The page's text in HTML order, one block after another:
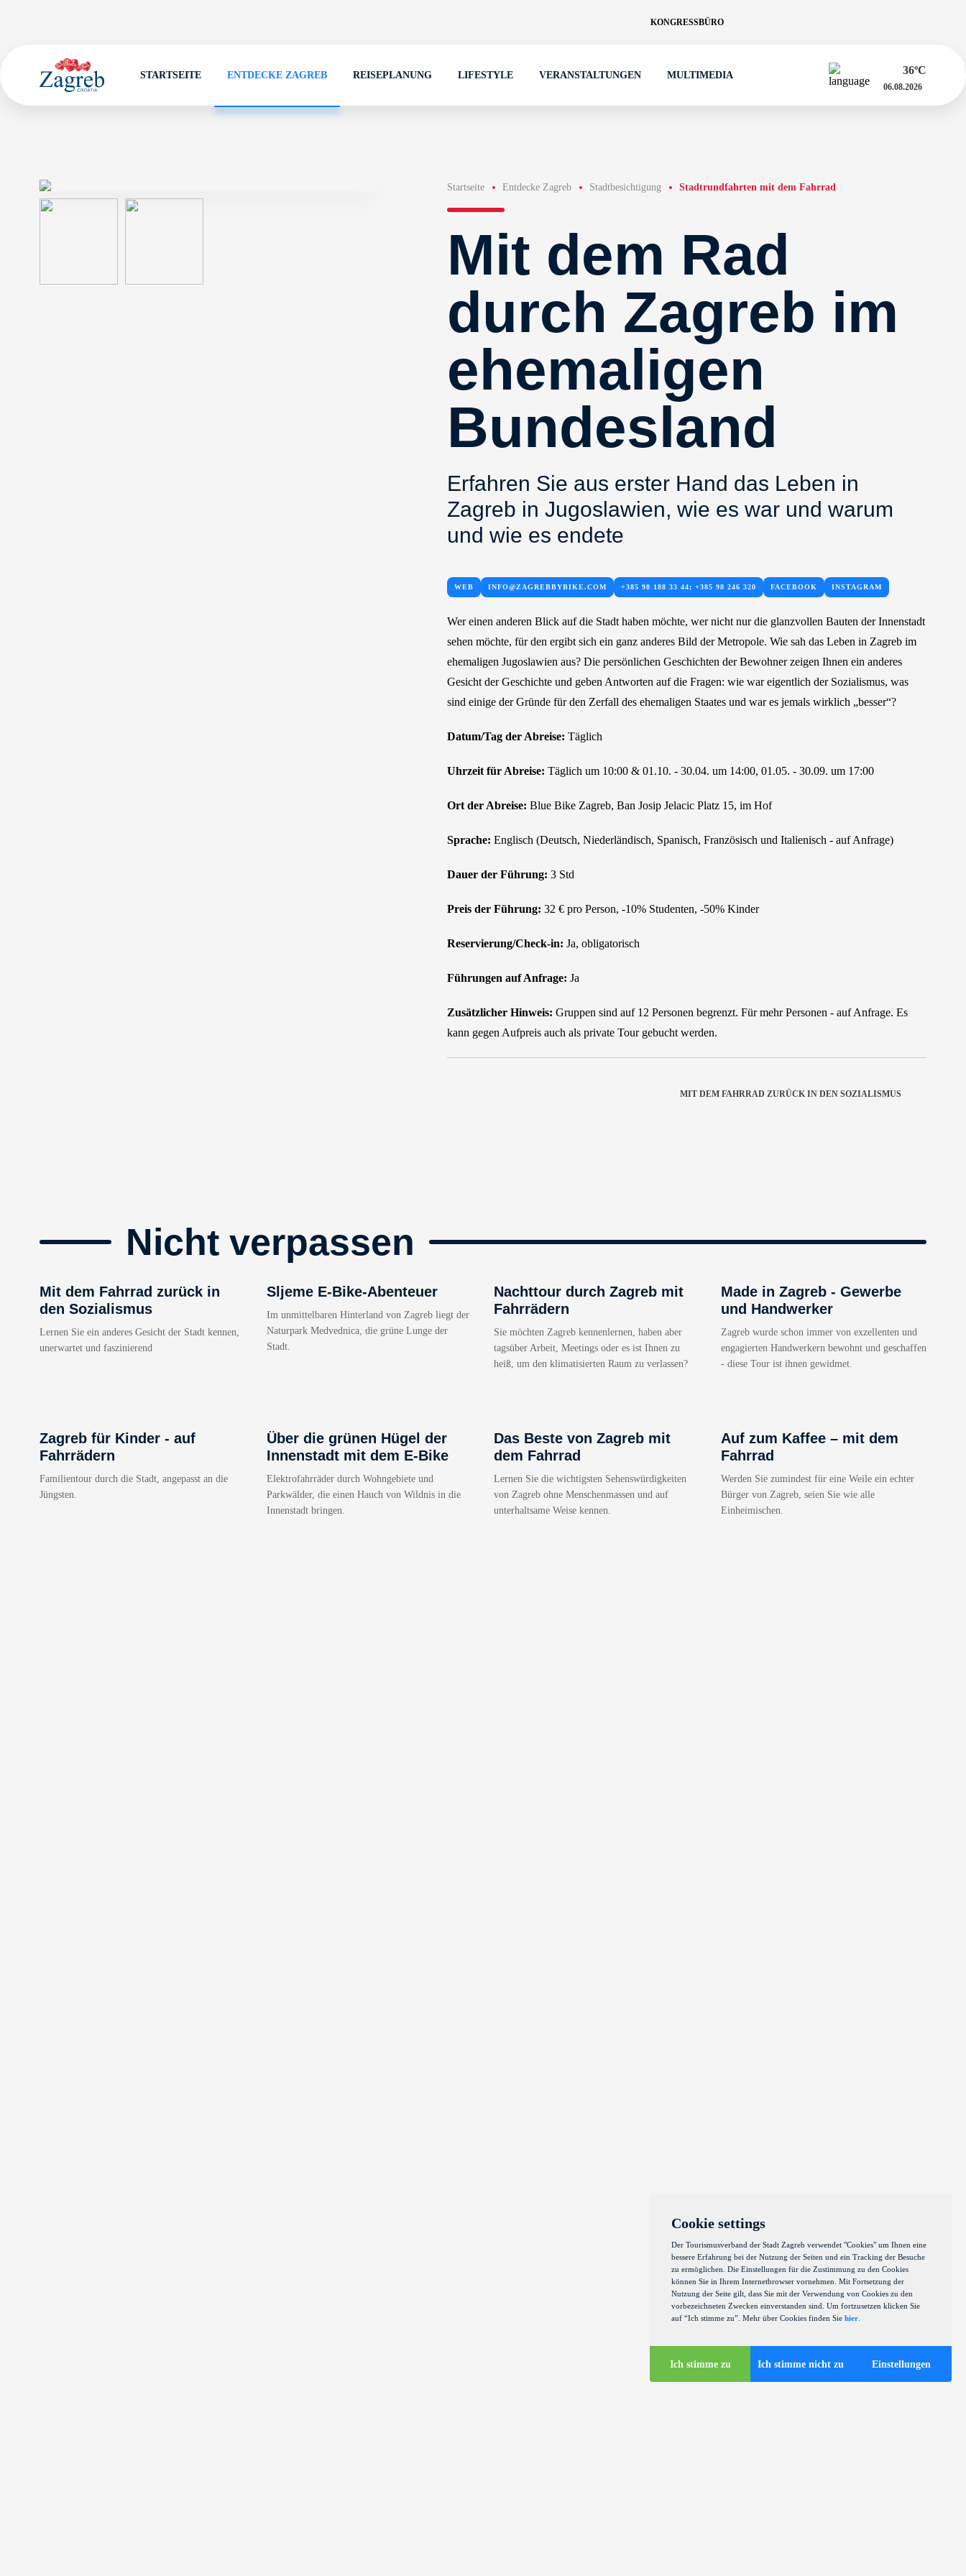
KONGRESSBÜRO
STARTSEITE ENTDECKE ZAGREB REISEPLANUNG LIFESTYLE VERANSTALTUNGEN MULTIMEDIA 36ºC
06.08.2026
Startseite Entdecke Zagreb Stadtbesichtigung Stadtrundfahrten mit dem Fahrrad
Mit dem Rad
durch Zagreb im
ehemaligen
Bundesland
Erfahren Sie aus erster Hand das Leben in
Zagreb in Jugoslawien, wie es war und warum
und wie es endete
WEB INFO@ZAGREBBYBIKE.COM +385 98 188 33 44; +385 98 246 320 FACEBOOK INSTAGRAM
Wer einen anderen Blick auf die Stadt haben möchte, wer nicht nur die glanzvollen Bauten der Innenstadt
sehen möchte, für den ergibt sich ein ganz anderes Bild der Metropole. Wie sah das Leben in Zagreb im
ehemaligen Jugoslawien aus? Die persönlichen Geschichten der Bewohner zeigen Ihnen ein anderes
Gesicht der Geschichte und geben Antworten auf die Fragen: wie war eigentlich der Sozialismus, was
sind einige der Gründe für den Zerfall des ehemaligen Staates und war es jemals wirklich „besser“?
Datum/Tag der Abreise: Täglich
Uhrzeit für Abreise: Täglich um 10:00 & 01.10. - 30.04. um 14:00, 01.05. - 30.09. um 17:00
Ort der Abreise: Blue Bike Zagreb, Ban Josip Jelacic Platz 15, im Hof
Sprache: Englisch (Deutsch, Niederländisch, Spanisch, Französisch und Italienisch - auf Anfrage)
Dauer der Führung: 3 Std
Preis der Führung: 32 € pro Person, -10% Studenten, -50% Kinder
Reservierung/Check-in: Ja, obligatorisch
Führungen auf Anfrage: Ja
Zusätzlicher Hinweis: Gruppen sind auf 12 Personen begrenzt. Für mehr Personen - auf Anfrage. Es
kann gegen Aufpreis auch als private Tour gebucht werden.
MIT DEM FAHRRAD ZURÜCK IN DEN SOZIALISMUS
Nicht verpassen
Mit dem Fahrrad zurück in
den Sozialismus
Lernen Sie ein anderes Gesicht der Stadt kennen,
unerwartet und faszinierend
Sljeme E-Bike-Abenteuer
Im unmittelbaren Hinterland von Zagreb liegt der
Naturpark Medvednica, die grüne Lunge der
Stadt.
Nachttour durch Zagreb mit
Fahrrädern
Sie möchten Zagreb kennenlernen, haben aber
tagsüber Arbeit, Meetings oder es ist Ihnen zu
heiß, um den klimatisierten Raum zu verlassen?
Made in Zagreb - Gewerbe
und Handwerker
Zagreb wurde schon immer von exzellenten und
engagierten Handwerkern bewohnt und geschaffen
- diese Tour ist ihnen gewidmet.
Zagreb für Kinder - auf
Fahrrädern
Familientour durch die Stadt, angepasst an die
Jüngsten.
Über die grünen Hügel der
Innenstadt mit dem E-Bike
Elektrofahrräder durch Wohngebiete und
Parkwälder, die einen Hauch von Wildnis in die
Innenstadt bringen.
Das Beste von Zagreb mit
dem Fahrrad
Lernen Sie die wichtigsten Sehenswürdigkeiten
von Zagreb ohne Menschenmassen und auf
unterhaltsame Weise kennen.
Auf zum Kaffee – mit dem
Fahrrad
Werden Sie zumindest für eine Weile ein echter
Bürger von Zagreb, seien Sie wie alle
Einheimischen.
Cookie settings
Der Tourismusverband der Stadt Zagreb verwendet "Cookies" um Ihnen eine
bessere Erfahrung bei der Nutzung der Seiten und ein Tracking der Besuche
zu ermöglichen. Die Einstellungen für die Zustimmung zu den Cookies
können Sie in Ihrem Internetbrowser vornehmen. Mit Fortsetzung der
Nutzung der Seite gilt, dass Sie mit der Verwendung von Cookies zu den
vorbezeichneten Zwecken einverstanden sind. Um fortzusetzen klicken Sie
auf “Ich stimme zu”. Mehr über Cookies finden Sie hier
Ich stimme zu Ich stimme nicht zu Einstellungen